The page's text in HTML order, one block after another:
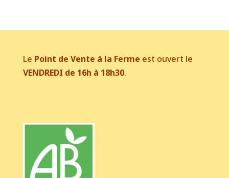
Le Point de Vente à la Ferme est ouvert le
VENDREDI de 16h à 18h30.